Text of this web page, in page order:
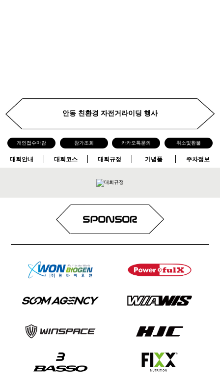
안동 친환경 자전거라이딩 행사
개인접수마감 참가조회 카카오톡문의 취소및환불
대회안내 대회코스 대회규정 기념품 주차정보